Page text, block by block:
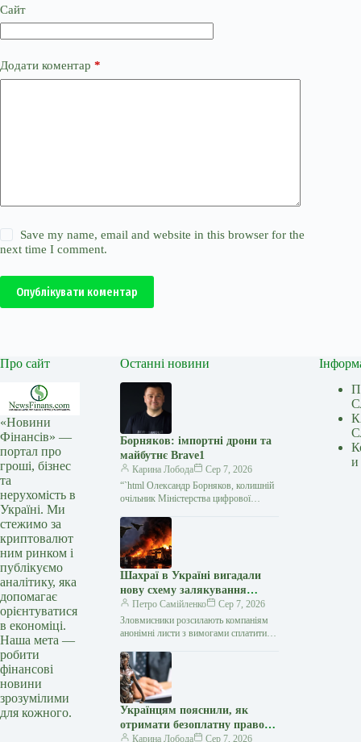
Сайт
Додати коментар *
Save my name, email and website in this browser for the
next time I comment.
Опублікувати коментар
Про сайт
«Новини
Фінансів» —
портал про
гроші, бізнес
та
нерухомість в
Україні. Ми
стежимо за
криптовалют
ним ринком і
публікуємо
аналітику, яка
допомагає
орієнтуватися
в економіці.
Наша мета —
робити
фінансові
новини
зрозумілими
для кожного.
Останні новини
Борняков: імпортні дрони та
майбутнє Brave1
Карина Лобода
Сер 7, 2026
“`html Олександр Борняков, колишній
очільник Міністерства цифрової
посаду голови Наглядової ради
оборонного кластеру Brave1. До цього
Шахраї в Україні вигадали
нову схему залякування
власників бізнесу
Петро Самійленко
Сер 7, 2026
Зловмисники розсилають компаніям
анонімні листи з вимогами сплатити
Українські компанії почали
отримувати анонімні повідомлення
від…
Українцям пояснили, як
отримати безоплатну правову
допомогу за кордоном:
Карина Лобода Сер 7, 2026
и